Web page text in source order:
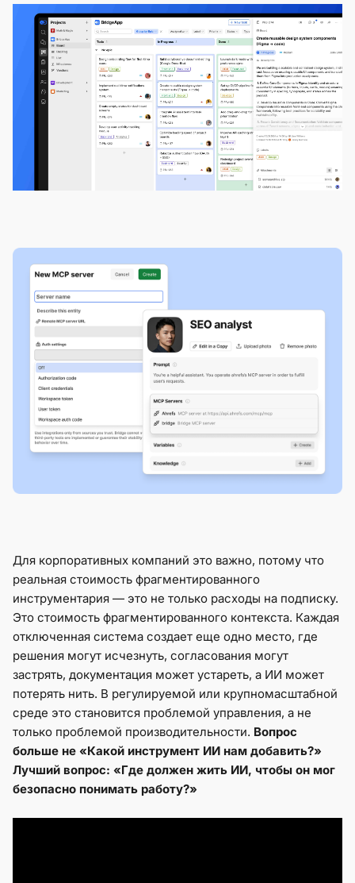
Для корпоративных компаний это важно, потому что
реальная стоимость фрагментированного
инструментария — это не только расходы на подписку.
Это стоимость фрагментированного контекста. Каждая
отключенная система создает еще одно место, где
решения могут исчезнуть, согласования могут
застрять, документация может устареть, а ИИ может
потерять нить. В регулируемой или крупномасштабной
среде это становится проблемой управления, а не
только проблемой производительности. Вопрос
больше не «Какой инструмент ИИ нам добавить?»
Лучший вопрос: «Где должен жить ИИ, чтобы он мог
безопасно понимать работу?»